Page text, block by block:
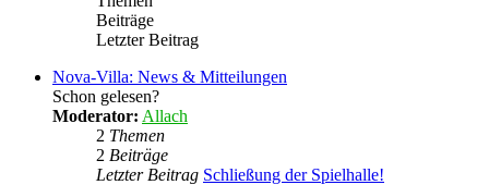
Beiträge
Letzter Beitrag
Nova-Villa: News & Mitteilungen
Schon gelesen?
Moderator: Allach
2 Themen
2 Beiträge
Letzter Beitrag Schließung der Spielhalle!